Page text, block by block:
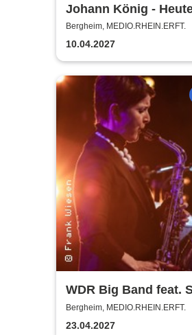
Johann König -
König
Bergheim, MEDIO.RHEIN.ERFT.
10.04.2027
WDR Big Band feat.
Gadd - Master of
Bergheim, MEDIO.RHEIN.ERFT.
23.04.2027